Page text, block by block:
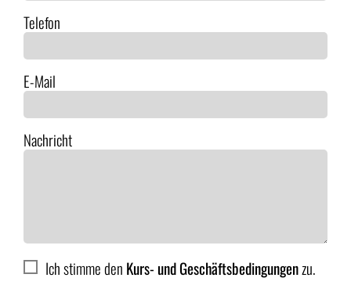
Telefon
E-Mail
Nachricht
Ich stimme den Kurs- und Geschäftsbedingungenzu.